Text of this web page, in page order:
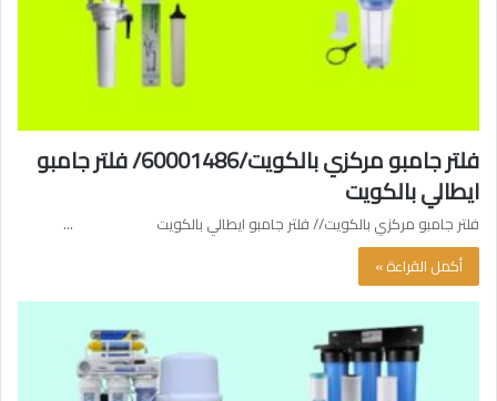
فلتر جامبو مركزي بالكويت/60001486/ فلتر جامبو
ايطالي بالكويت
فلتر جامبو مركزي بالكويت// فلتر جامبو ايطالي بالكويت …
أكمل القراءة »